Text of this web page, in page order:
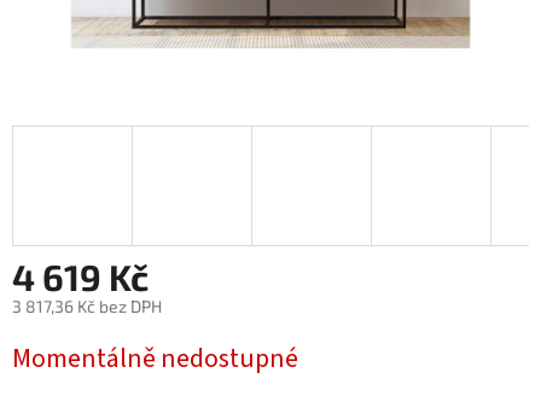
4 619 Kč
3 817,36 Kč bez DPH
cena:
Momentálně nedostupné